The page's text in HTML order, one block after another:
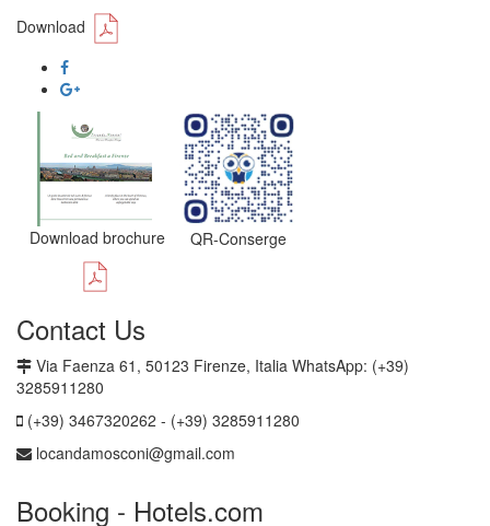
Download
Download brochure QR-Conserge
Contact Us
Via Faenza 61, 50123 Firenze, Italia WhatsApp: (+39)
3285911280
(+39) 3467320262 - (+39) 3285911280
locandamosconi@gmail.com
Booking - Hotels.com